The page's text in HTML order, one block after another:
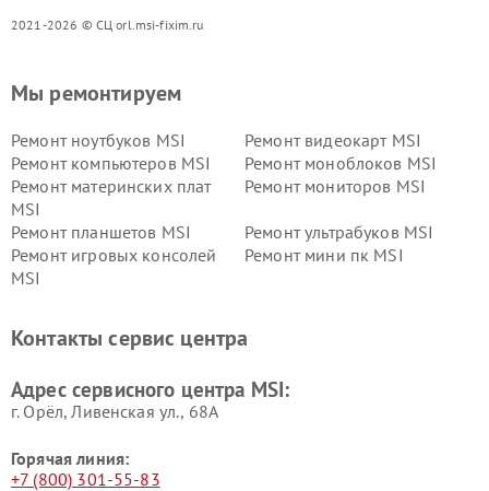
2021-2026 © СЦ orl.msi-fixim.ru
Мы ремонтируем
Ремонт ноутбуков MSI
Ремонт видеокарт MSI
Ремонт компьютеров MSI
Ремонт моноблоков MSI
Ремонт материнских плат
MSI
Ремонт мониторов MSI
Ремонт планшетов MSI
Ремонт ультрабуков MSI
Ремонт игровых консолей
MSI
Ремонт мини пк MSI
Контакты сервис центра
Адрес сервисного центра MSI:
г. Орёл, Ливенская ул., 68А
Горячая линия:
+7 (800) 301-55-83